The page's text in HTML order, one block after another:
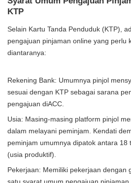
KTP
Selain Kartu Tanda Penduduk (KTP),
pengajuan pinjaman online yang perlu
diantaranya:
Rekening Bank: Umumnya pinjol
sesuai dengan KTP sebagai sarana
pengajuan diACC.
Usia: Masing-masing platform pinjol
dalam melayani peminjam. Kendati
peminjam umumnya dipatok antara 18
(usia produktif).
Pekerjaan: Memiliki pekerjaan dengan